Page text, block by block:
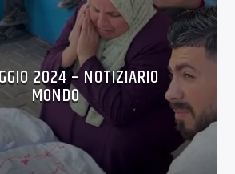
2024 – NOTIZIARIO
MONDO